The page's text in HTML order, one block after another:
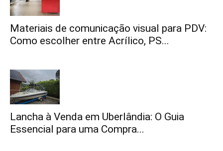
Materiais de comunicação visual para PDV:
Como escolher entre Acrílico, PS...
Lancha à Venda em Uberlândia: O Guia
Essencial para uma Compra...